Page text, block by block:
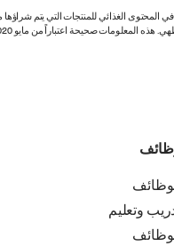
في المحتوى الغذائي للمنتجات التي
صحيحة اعتباراً من مايو 2020، ما لم يذكر خلاف ذلك.
وتعليم